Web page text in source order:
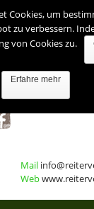
Mail
Web
Cookies, um
zu verbessern.
von Cookies zu.
Erfahre mehr